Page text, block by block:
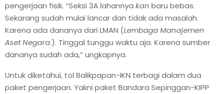
pengerjaan fisik. “Seksi 3A lahannya kan baru bebas.
Sekarang sudah mulai lancar dan tidak ada masalah.
Karena ada dananya dari LMAN (Lembaga Manajemen
Aset Negara.). Tinggal tunggu waktu aja. Karena sumber
dananya sudah ada,” ungkapnya.
Untuk diketahui, tol Balikpapan-IKN terbagi dalam dua
paket pengerjaan. Yakni paket Bandara Sepinggan-KIPP